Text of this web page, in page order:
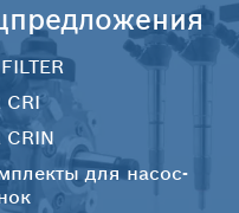
HC-
CRI
для насос-